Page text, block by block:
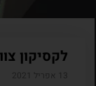
לקסיקון
13 אפריל 2021